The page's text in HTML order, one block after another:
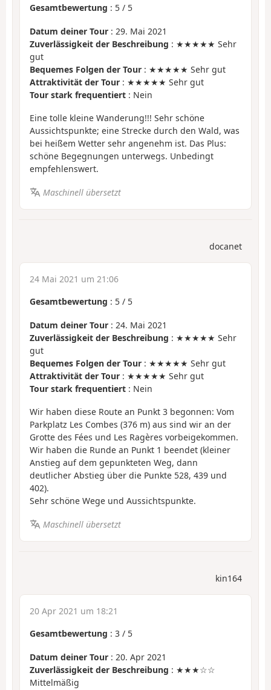
Gesamtbewertung : 5 / 5
Datum deiner Tour : 29. Mai 2021
Zuverlässigkeit der Beschreibung : ★★★★★ Sehr
gut
Bequemes Folgen der Tour : ★★★★★ Sehr gut
Attraktivität der Tour : ★★★★★ Sehr gut
Tour stark frequentiert : Nein
Eine tolle kleine Wanderung!!! Sehr schöne
Aussichtspunkte; eine Strecke durch den Wald, was
bei heißem Wetter sehr angenehm ist. Das Plus:
schöne Begegnungen unterwegs. Unbedingt
empfehlenswert.
Maschinell übersetzt
docanet
24 Mai 2021 um 21:06
Gesamtbewertung : 5 / 5
Datum deiner Tour : 24. Mai 2021
Zuverlässigkeit der Beschreibung : ★★★★★ Sehr
gut
Bequemes Folgen der Tour : ★★★★★ Sehr gut
Attraktivität der Tour : ★★★★★ Sehr gut
Tour stark frequentiert : Nein
Wir haben diese Route an Punkt 3 begonnen: Vom
Parkplatz Les Combes (376 m) aus sind wir an der
Grotte des Fées und Les Ragères vorbeigekommen.
Wir haben die Runde an Punkt 1 beendet (kleiner
Anstieg auf dem gepunkteten Weg, dann
deutlicher Abstieg über die Punkte 528, 439 und
402).
Sehr schöne Wege und Aussichtspunkte.
Maschinell übersetzt
kin164
20 Apr 2021 um 18:21
Gesamtbewertung : 3 / 5
Datum deiner Tour : 20. Apr 2021
Zuverlässigkeit der Beschreibung : ★★★☆☆
Mittelmäßig